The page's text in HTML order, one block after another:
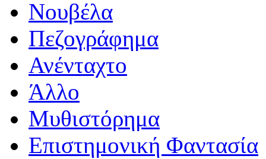
Νουβέλα
Πεζογράφημα
Ανένταχτο
Άλλο
Μυθιστόρημα
Επιστημονική Φαντασία